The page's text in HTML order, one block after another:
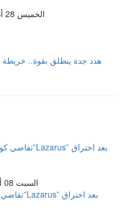
الخميس 28 أغسطس 2025 01:20 صباحاً
هدد جدة ينطلق بقوة..
السبت 08 أغسطس 2026 04:47 مساءً